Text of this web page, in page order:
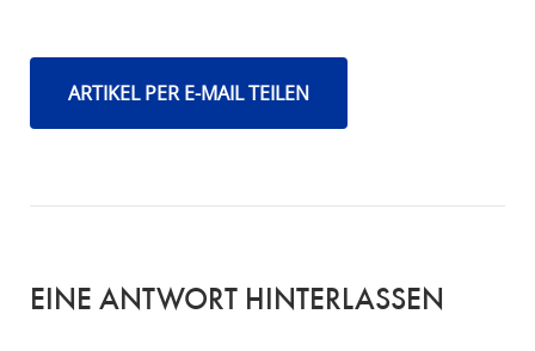
ARTIKEL PER E-MAIL TEILEN
EINE ANTWORT HINTERLASSEN